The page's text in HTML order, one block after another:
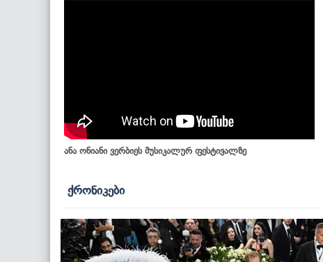
ანა ონიანი ვერბიეს მუსიკალურ ფესტივალზე
ქრონიკები